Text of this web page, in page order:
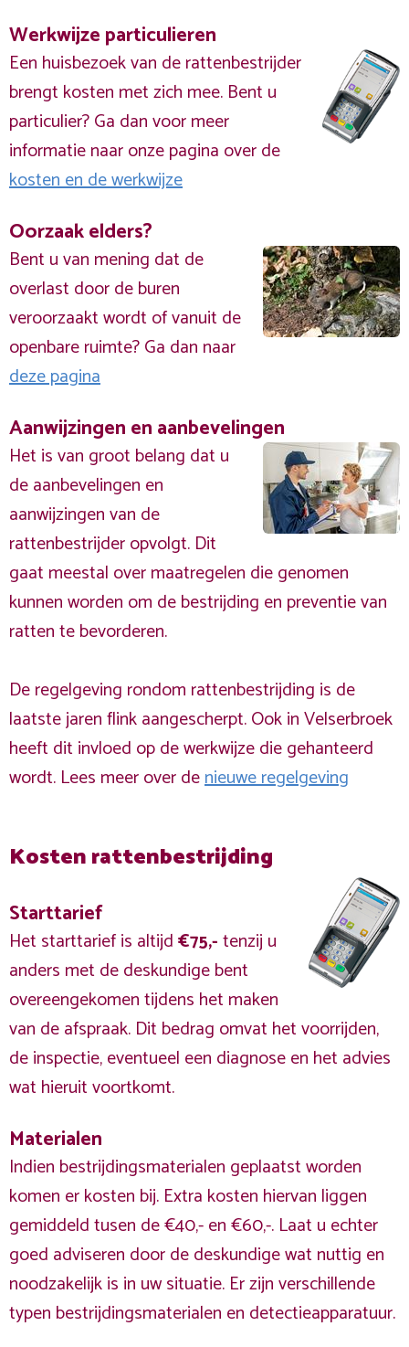
Werkwijze particulieren
Een huisbezoek van de rattenbestrijder
brengt kosten met zich mee. Bent u
particulier? Ga dan voor meer
informatie naar onze pagina over de
kosten en de werkwijze
Oorzaak elders?
Bent u van mening dat de
overlast door de buren
veroorzaakt wordt of vanuit de
openbare ruimte? Ga dan naar
deze pagina
Aanwijzingen en aanbevelingen
Het is van groot belang dat u
de aanbevelingen en
aanwijzingen van de
rattenbestrijder opvolgt. Dit
gaat meestal over maatregelen die genomen
kunnen worden om de bestrijding en preventie van
ratten te bevorderen.
De regelgeving rondom rattenbestrijding is de
laatste jaren flink aangescherpt. Ook in Velserbroek
heeft dit invloed op de werkwijze die gehanteerd
wordt. Lees meer over denieuwe regelgeving
Kosten rattenbestrijding
Starttarief
Het starttarief is altijd€75,-tenzij u
anders met de deskundige bent
overeengekomen tijdens het maken
van de afspraak. Dit bedrag omvat het voorrijden,
de inspectie, eventueel een diagnose en het advies
wat hieruit voortkomt.
Materialen
Indien bestrijdingsmaterialen geplaatst worden
komen er kosten bij. Extra kosten hiervan liggen
gemiddeld tusen de €40,- en €60,-. Laat u echter
goed adviseren door de deskundige wat nuttig en
noodzakelijk is in uw situatie. Er zijn verschillende
typen bestrijdingsmaterialen en detectieapparatuur.